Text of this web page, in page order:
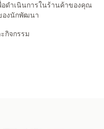
ดำเนินการในร้านค้าของคุณ
องนักพัฒนา
กิจกรรม